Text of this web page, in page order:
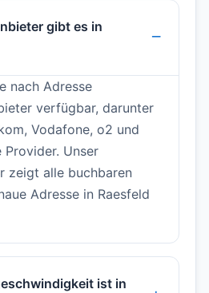
gibt es in
nach Adresse
verfügbar, darunter
Vodafone, o2 und
Unser
zeigt alle buchbaren
Adresse in Raesfeld
ist in